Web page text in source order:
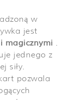
w
jest
magicznymi .
jednego z
siły.
pozwala